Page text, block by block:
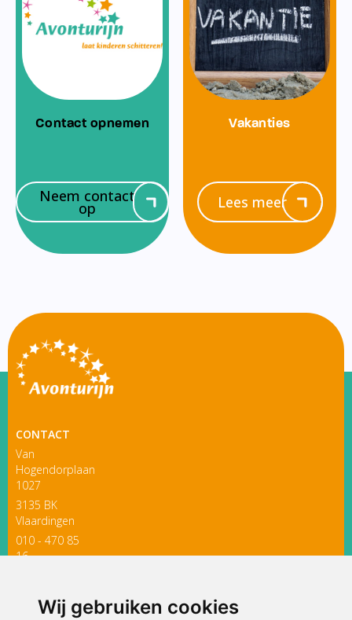
Wij gebruiken cookies
Contact opnemen
Neem contact
op
Vakanties
Lees meer
CONTACT
Van
Hogendorplaan
1027
3135 BK
Vlaardingen
010 - 470 85
16
ONDERDEEL VAN